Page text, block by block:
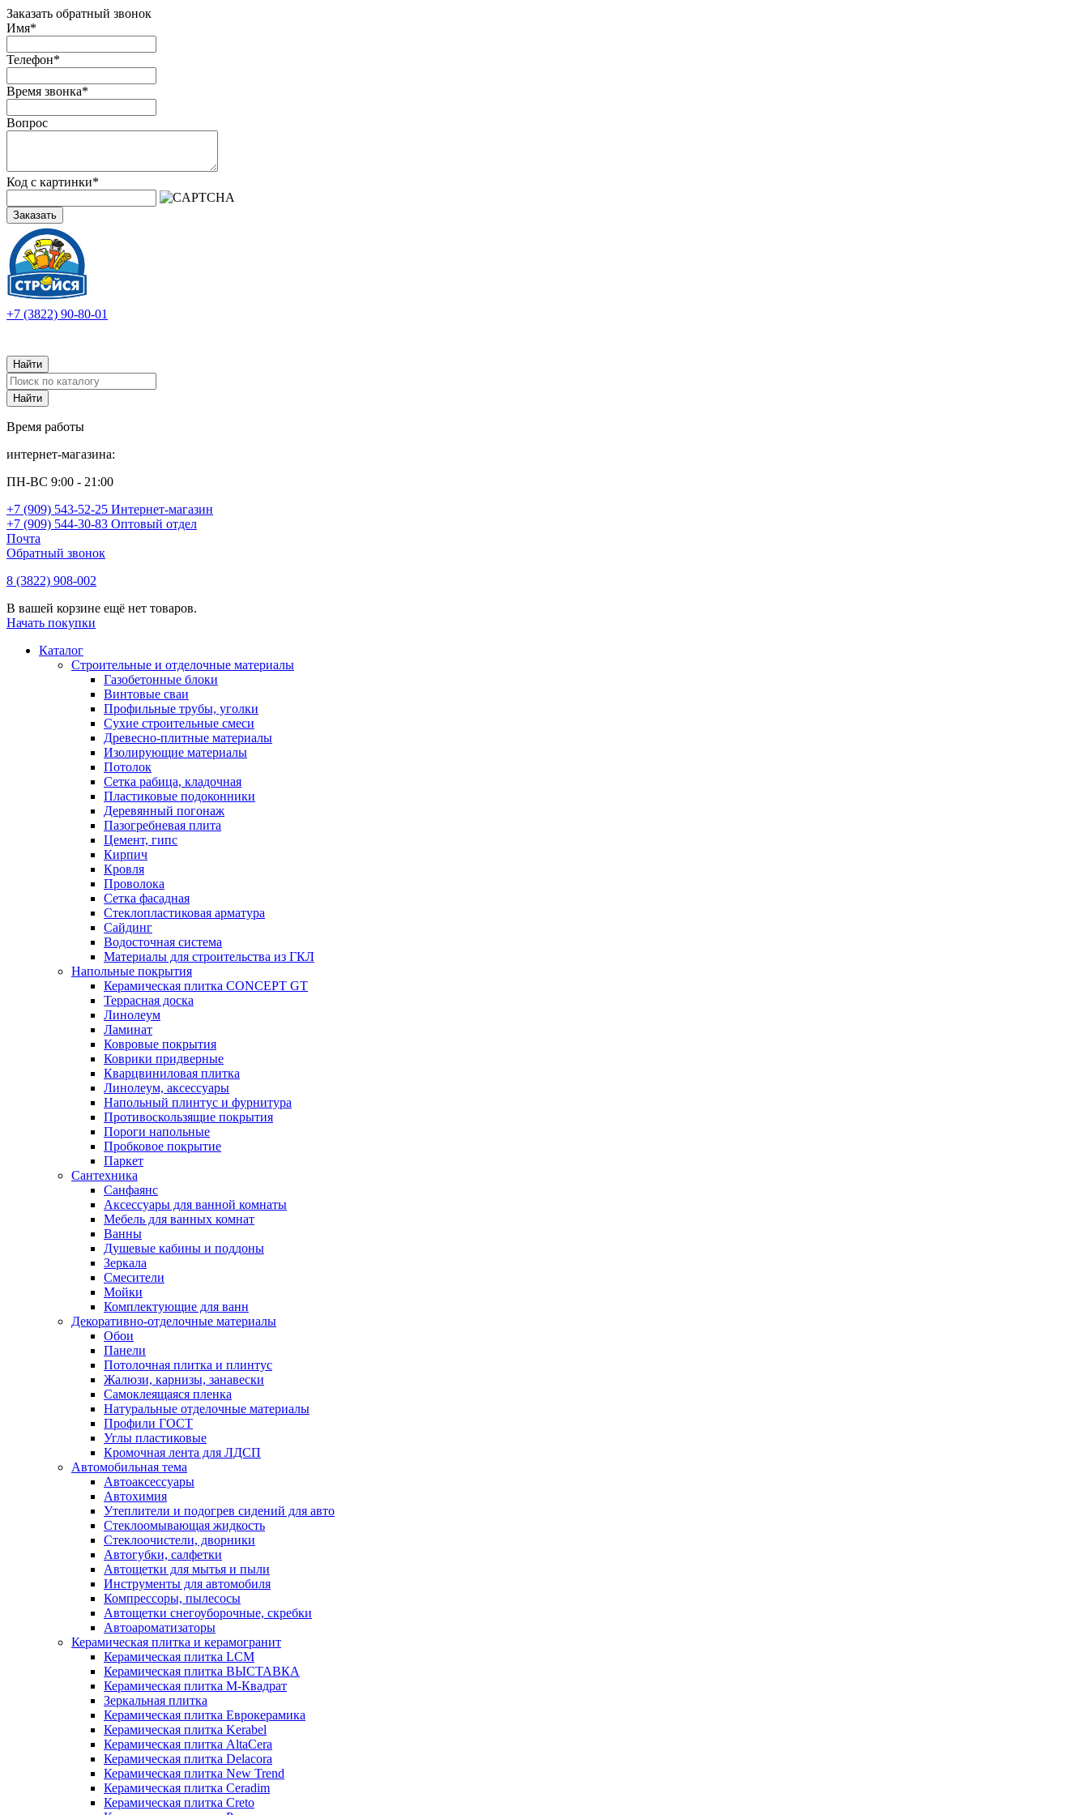
Заказать обратный звонок
Имя*
Телефон*
Время звонка*
Вопрос
Код с картинки*
Заказать
+7 (3822) 90-80-01
Время работы
интернет-магазина:
ПН-ВС 9:00 - 21:00
+7 (909) 543-52-25 Интернет-магазин
+7 (909) 544-30-83 Оптовый отдел
Почта
Обратный звонок
8 (3822) 908-002
В вашей корзине ещё нет товаров.
Начать покупки
Каталог
Строительные и отделочные материалы
Газобетонные блоки
Винтовые сваи
Профильные трубы, уголки
Сухие строительные смеси
Древесно-плитные материалы
Изолирующие материалы
Потолок
Сетка рабица, кладочная
Пластиковые подоконники
Деревянный погонаж
Пазогребневая плита
Цемент, гипс
Кирпич
Кровля
Проволока
Сетка фасадная
Стеклопластиковая арматура
Сайдинг
Водосточная система
Материалы для строительства из ГКЛ
Напольные покрытия
Керамическая плитка CONCEPT GT
Террасная доска
Линолеум
Ламинат
Ковровые покрытия
Коврики придверные
Кварцвиниловая плитка
Линолеум, аксессуары
Напольный плинтус и фурнитура
Противоскользящие покрытия
Пороги напольные
Пробковое покрытие
Паркет
Сантехника
Санфаянс
Аксессуары для ванной комнаты
Мебель для ванных комнат
Ванны
Душевые кабины и поддоны
Зеркала
Смесители
Мойки
Комплектующие для ванн
Декоративно-отделочные материалы
Обои
Панели
Потолочная плитка и плинтус
Жалюзи, карнизы, занавески
Самоклеящаяся пленка
Натуральные отделочные материалы
Профили ГОСТ
Углы пластиковые
Кромочная лента для ЛДСП
Автомобильная тема
Автоаксессуары
Автохимия
Утеплители и подогрев сидений для авто
Стеклоомывающая жидкость
Стеклоочистели, дворники
Автогубки, салфетки
Автощетки для мытья и пыли
Инструменты для автомобиля
Компрессоры, пылесосы
Автощетки снегоуборочные, скребки
Автоароматизаторы
Керамическая плитка и керамогранит
Керамическая плитка LCM
Керамическая плитка ВЫСТАВКА
Керамическая плитка М-Квадрат
Зеркальная плитка
Керамическая плитка Еврокерамика
Керамическая плитка Kerabel
Керамическая плитка AltaCera
Керамическая плитка Delacora
Керамическая плитка New Trend
Керамическая плитка Ceradim
Керамическая плитка Creto